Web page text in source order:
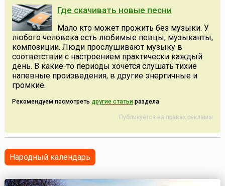
Где скачивать новые песни
Мало кто может прожить без музыки. У
любого человека есть любимые певцы, музыканты,
композиции. Люди прослушивают музыку в
соответствии с настроением практически каждый
день. В какие-то периоды хочется слушать тихие
напевные произведения, в другие энергичные и
громкие.
Рекомендуем посмотреть другие статьи раздела
Публикуется на правах рекламы
Народный календарь